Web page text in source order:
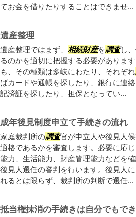
てお金を借りたりすることはできませ...
遺産整理
遺産整理ではまず、 相続財産を調査し
るのかを適切に把握する必要がありま
も、その種類は多岐にわたり、それぞれ
ばカードや通帳を探したり、銀行に連
記済証を探したり、担保となってい...
成年後見制度申立て手続きの流れ
家庭裁判所の調査官が申立人や後見人
適格であるかを審査します。必要に応
能力、生活能力、財産管理能力などを
後見人選任の審判を行います。後見人
れるとは限らず、裁判所の判断で選任...
抵当権抹消の手続きは自分でもで